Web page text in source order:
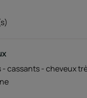
- cassants - cheveux